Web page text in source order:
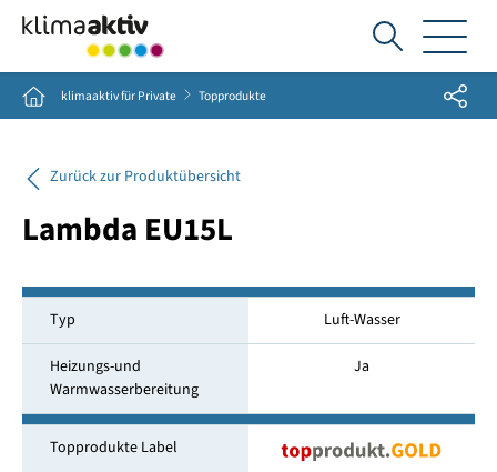
Ich
suche...
Home klimaaktiv für Private Topprodukte Share
Zurück zur Produktübersicht
Lambda EU15L
Typ Luft-Wasser
Heizungs-und
Warmwasserbereitung
Ja
Topprodukte Label